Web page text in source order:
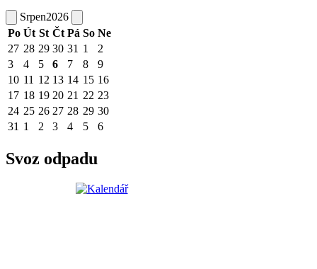
Srpen2026
Po Út St Čt Pá So Ne
27 28 29 30 31 1
2
3
4 5 6 7 8
9
10 11 12 13 14 15 16
17 18 19 20 21 22 23
24 25 26 27 28 29 30
31 1 2 3 4 5 6
Svoz odpadu